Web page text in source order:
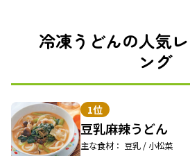
冷凍うどんの人気
ング
1位
豆乳麻辣うどん
主な食材： 豆乳 / 小松菜